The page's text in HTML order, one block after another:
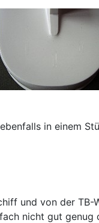
in einem
und von der
nicht gut